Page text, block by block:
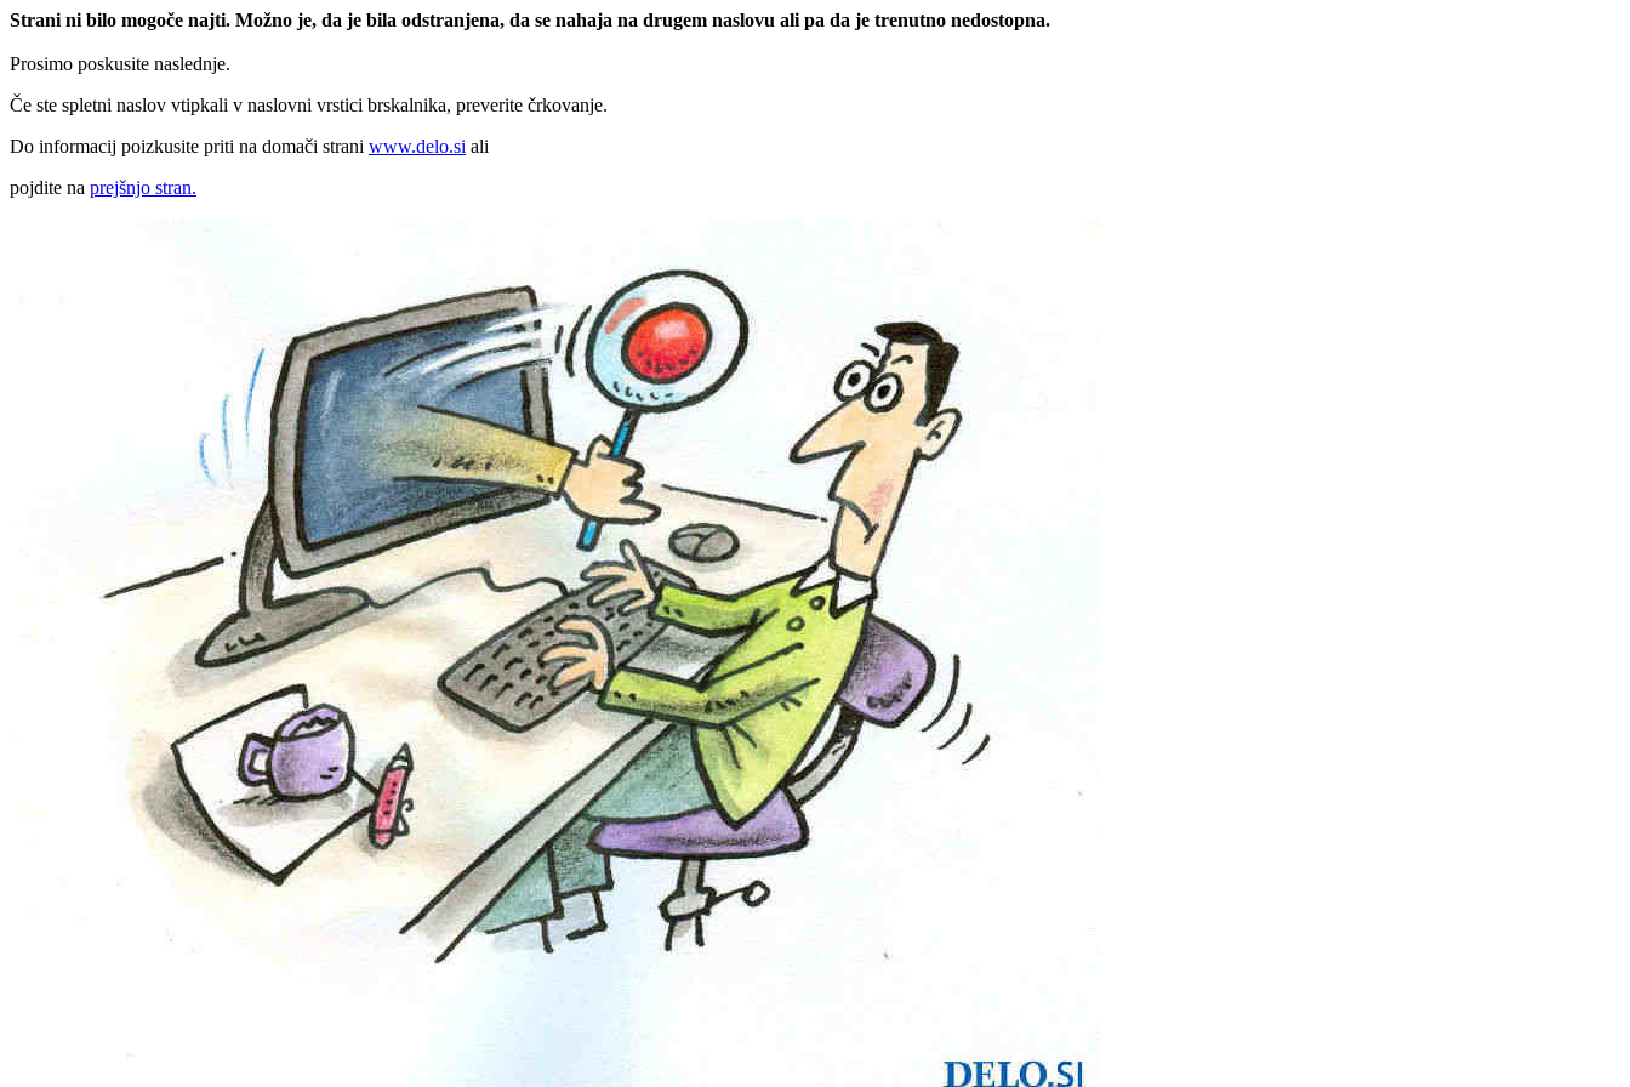
Strani ni bilo mogoče najti. Možno je, da je bila odstranjena, da se nahaja na drugem naslovu ali pa da je trenutno nedostopna.
Prosimo poskusite naslednje.
Če ste spletni naslov vtipkali v naslovni vrstici brskalnika, preverite črkovanje.
Do informacij poizkusite priti na domači strani www.delo.si ali
pojdite na prejšnjo stran.